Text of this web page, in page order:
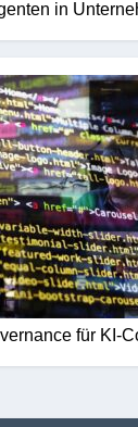
in
für KI-